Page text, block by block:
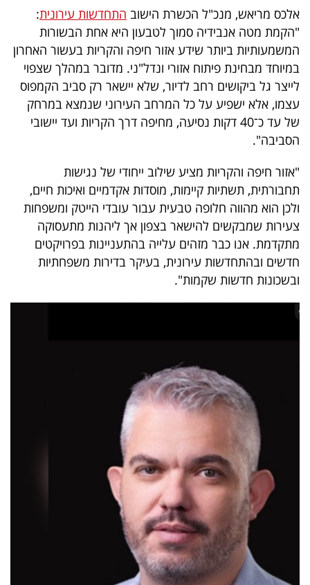
אלכס מריאש, מנכ"ל הכשרת הישוב התחדשות עירונית:
"הקמת מטה אנבידיה סמוך לטבעון היא אחת הבשורות
המשמעותיות ביותר שידע אזור חיפה והקריות בעשור האחרון
במיוחד מבחינת פיתוח אזורי ונדל"ני. מדובר במהלך שצפוי
לייצר גל ביקושים רחב לדיור, שלא יישאר רק סביב הקמפוס
עצמו, אלא ישפיע על כל המרחב העירוני שנמצא במרחק
של עד כ־40 דקות נסיעה, מחיפה דרך הקריות ועד יישובי
הסביבה".
"אזור חיפה והקריות מציע שילוב ייחודי של נגישות
תחבורתית, תשתיות קיימות, מוסדות אקדמיים ואיכות חיים,
ולכן הוא מהווה חלופה טבעית עבור עובדי הייטק ומשפחות
צעירות שמבקשים להישאר בצפון אך ליהנות מתעסוקה
מתקדמת. אנו כבר מזהים עלייה בהתעניינות בפרויקטים
חדשים ובהתחדשות עירונית, בעיקר בדירות משפחתיות
ובשכונות חדשות שקמות".